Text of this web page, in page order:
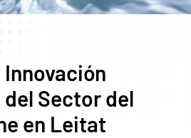
Innovación
Sector del
en Leitat